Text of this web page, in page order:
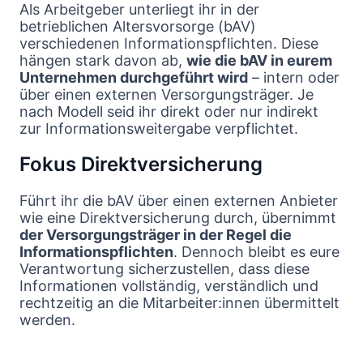
Als Arbeitgeber unterliegt ihr in der
betrieblichen Altersvorsorge (bAV)
verschiedenen Informationspflichten. Diese
hängen stark davon ab, wie die bAV in eurem
Unternehmen durchgeführt wird – intern oder
über einen externen Versorgungsträger. Je
nach Modell seid ihr direkt oder nur indirekt
zur Informationsweitergabe verpflichtet.
Fokus Direktversicherung
Führt ihr die bAV über einen externen Anbieter
wie eine Direktversicherung durch, übernimmt
der Versorgungsträger in der Regel die
Informationspflichten. Dennoch bleibt es eure
Verantwortung sicherzustellen, dass diese
Informationen vollständig, verständlich und
rechtzeitig an die Mitarbeiter:innen übermittelt
werden.